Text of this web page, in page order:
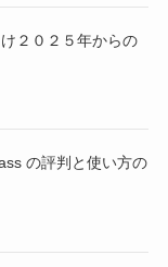
２０２５年からの
の評判と使い方の